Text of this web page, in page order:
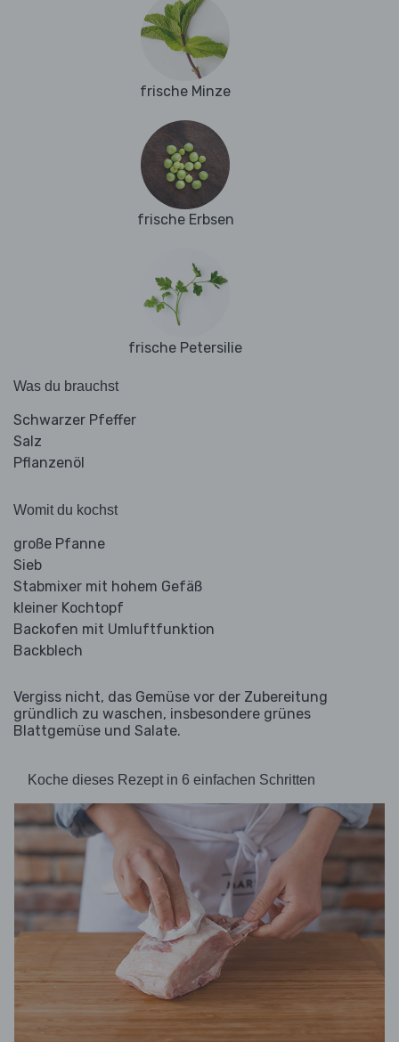
frische Minze
frische Erbsen
frische Petersilie
Was du brauchst
Schwarzer Pfeffer
Salz
Pflanzenöl
Womit du kochst
große Pfanne
Sieb
Stabmixer mit hohem Gefäß
kleiner Kochtopf
Backofen mit Umluftfunktion
Backblech
Vergiss nicht, das Gemüse vor der Zubereitung
gründlich zu waschen, insbesondere grünes
Blattgemüse und Salate.
Koche dieses Rezept in 6 einfachen Schritten